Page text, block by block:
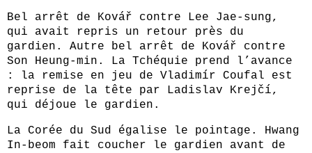
Bel arrêt de Kovář contre Lee Jae-sung,
qui avait repris un retour près du
gardien. Autre bel arrêt de Kovář contre
Son Heung-min. La Tchéquie prend l’avance
: la remise en jeu de Vladimír Coufal est
reprise de la tête par Ladislav Krejčí,
qui déjoue le gardien.
La Corée du Sud égalise le pointage. Hwang
In-beom fait coucher le gardien avant de